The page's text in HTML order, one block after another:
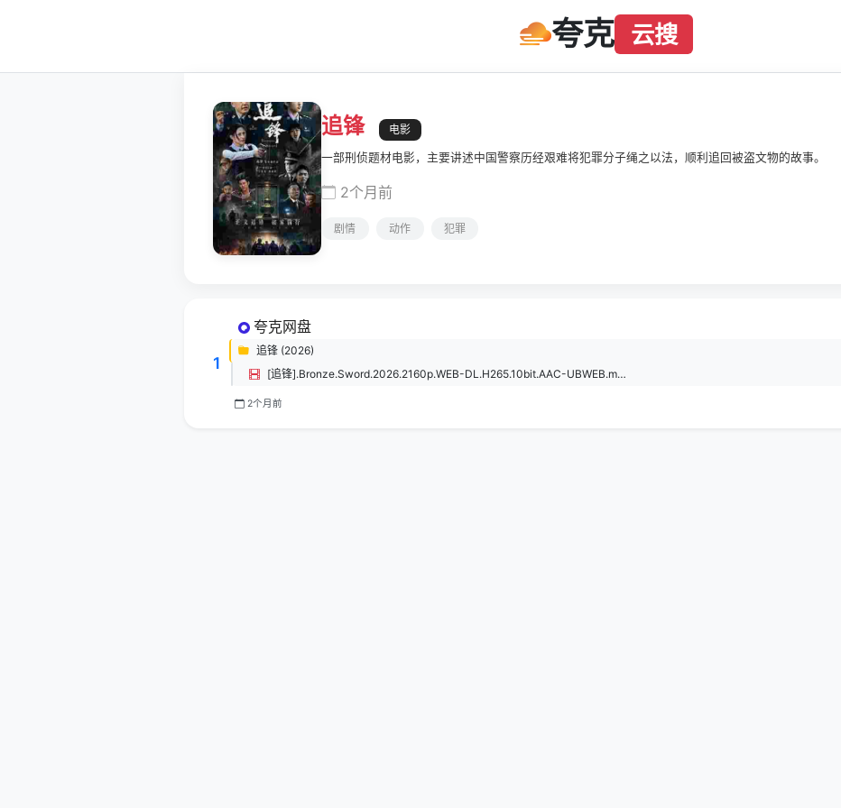
夸克 云搜
追锋 电影
一部刑侦题材电影，主要讲述中国警察历经艰难将犯罪分子绳之以法，顺利追回被盗文物的故事。
2个月前
剧情 动作 犯罪
1
夸克网盘
追锋‎ (2026)
[追锋].Bronze.Sword.2026.2160p.WEB-DL.H265.10bit.AAC-UBWEB.mp4
2个月前